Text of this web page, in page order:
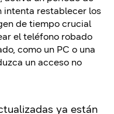
intenta restablecer los
de tiempo crucial
el teléfono robado
como un PC o una
un acceso no
ya están